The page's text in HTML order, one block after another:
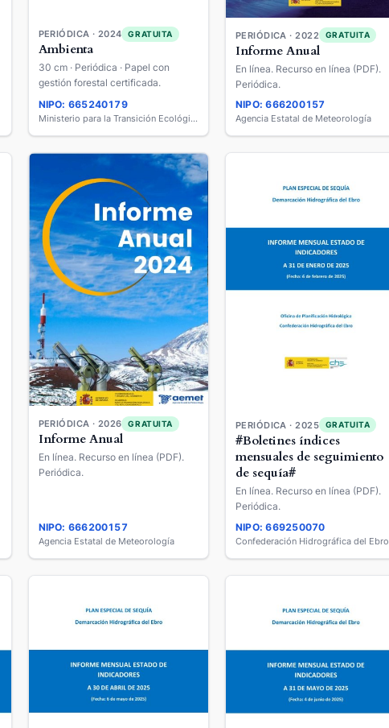
PERIÓDICA · 2024 GRATUITA
Ambienta
30 cm · Periódica · Papel con
gestión forestal certificada.
NIPO: 665240179
Ministerio para la Transición Ecológica y el Reto Demográfico
PERIÓDICA · 2022 GRATUITA
Informe Anual
En línea. Recurso en línea (PDF).
Periódica.
NIPO: 666200157
Agencia Estatal de Meteorología
PERIÓDICA · 2026 GRATUITA
Informe Anual
En línea. Recurso en línea (PDF).
Periódica.
NIPO: 666200157
Agencia Estatal de Meteorología
PERIÓDICA · 2025 GRATUITA
#Boletines índices
mensuales de seguimiento
de sequía#
En línea. Recurso en línea (PDF).
Periódica.
NIPO: 669250070
Confederación Hidrográfica del Ebro